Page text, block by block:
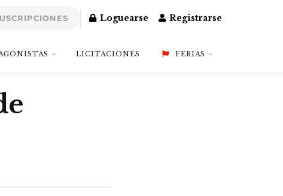
Loguearse Registrarse
LICITACIONES FERIAS